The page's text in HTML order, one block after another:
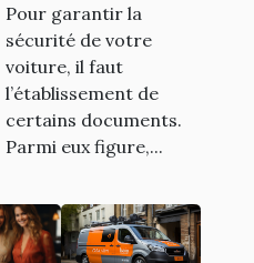
Pour garantir la
sécurité de votre
voiture, il faut
l’établissement de
certains documents.
Parmi eux figure,...